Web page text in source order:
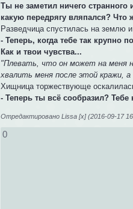
Ты не заметил ничего
какую передрягу вляпался? Что
Разведчица спустилась на землю
- Теперь, когда тебе так крупно
Как и твои чувства...
"Плевать, что он может на меня
хвалить меня после этой кражи,
Хищница торжествующе
- Теперь ты всё сообразил?
Отредактировано Lissa [x] (2016-09-17
0